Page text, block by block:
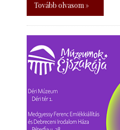
Tovább olvasom »